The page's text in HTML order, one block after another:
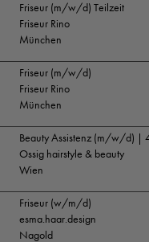
Friseur (m/w/d) Teilzeit
Friseur Rino
München
Friseur (m/w/d)
Friseur Rino
München
Beauty Assistenz (m/w/d) |
Ossig hairstyle & beauty
Wien
Friseur (w/m/d)
esma.haar.design
Nagold